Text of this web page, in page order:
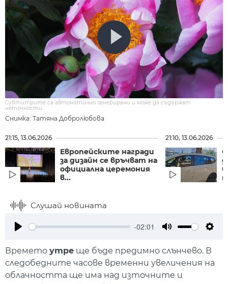
Снимка: Татяна Добролюбова
Субтитрите са автоматично генерирани и може да съдържат
неточности.
21:15, 13.06.2026
Европейските награди
за дизайн се връчват на
официална церемония
в...
21:10, 13.06.2026
Слушай новината
-02:01
Времето утре ще бъде предимно слънчево. В
следобедните часове временни увеличения на
облачността ще има над източните и